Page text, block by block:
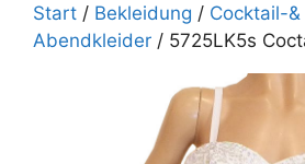
Start / Bekleidung / Cocktail-&
Abendkleider / 5725LK5s